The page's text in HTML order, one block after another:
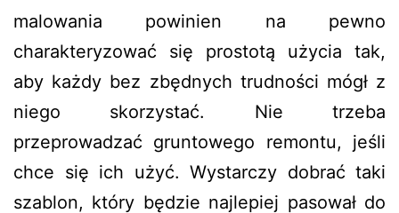
malowania powinien na pewno
charakteryzować się prostotą użycia tak,
aby każdy bez zbędnych trudności mógł z
niego skorzystać. Nie trzeba
przeprowadzać gruntowego remontu, jeśli
chce się ich użyć. Wystarczy dobrać taki
szablon, który będzie najlepiej pasował do